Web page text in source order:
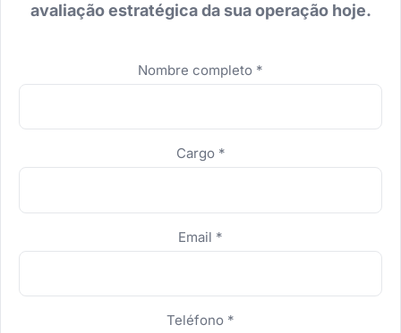
avaliação estratégica da sua operação hoje.
Nombre completo *
Cargo *
Email *
Teléfono *